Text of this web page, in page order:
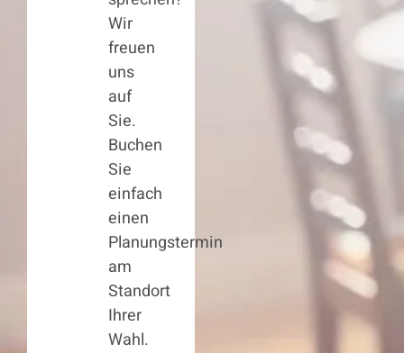
Wir
freuen
uns
auf
Sie.
Buchen
Sie
einfach
einen
Planungstermin
am
Standort
Ihrer
Wahl.